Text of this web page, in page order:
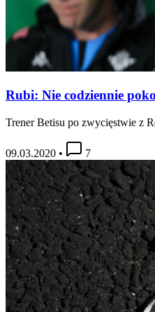
Rubi: Nie codziennie
Trener Betisu po zwycięstwie z
09.03.2020 • 7